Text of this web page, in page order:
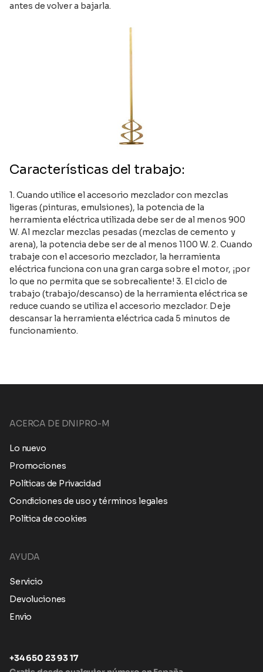
antes de volver a bajarla.
Características del trabajo:
1. Cuando utilice el accesorio mezclador con mezclas
ligeras (pinturas, emulsiones), la potencia de la
herramienta eléctrica utilizada debe ser de al menos 900
W. Al mezclar mezclas pesadas (mezclas de cemento y
arena), la potencia debe ser de al menos 1100 W. 2. Cuando
trabaje con el accesorio mezclador, la herramienta
eléctrica funciona con una gran carga sobre el motor, ¡por
lo que no permita que se sobrecaliente! 3. El ciclo de
trabajo (trabajo/descanso) de la herramienta eléctrica se
reduce cuando se utiliza el accesorio mezclador. Deje
descansar la herramienta eléctrica cada 5 minutos de
funcionamiento.
ACERCA DE DNIPRO-M
Lo nuevo
Promociones
Políticas de Privacidad
Condiciones de uso y términos legales
Política de cookies
AYUDA
Servicio
Devoluciones
Envio
+34 650 23 93 17